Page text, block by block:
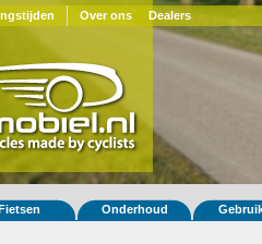
Over ons Dealers
Onderhoud